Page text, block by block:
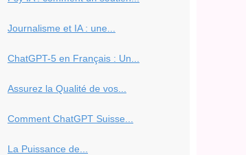
Journalisme et IA : une...
ChatGPT-5 en Français : Un...
Assurez la Qualité de vos...
Comment ChatGPT Suisse...
La Puissance de...